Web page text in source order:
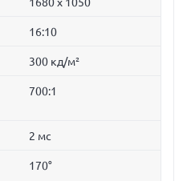
1680 x 1050
16:10
300 кд/м²
700:1
2 мс
170°